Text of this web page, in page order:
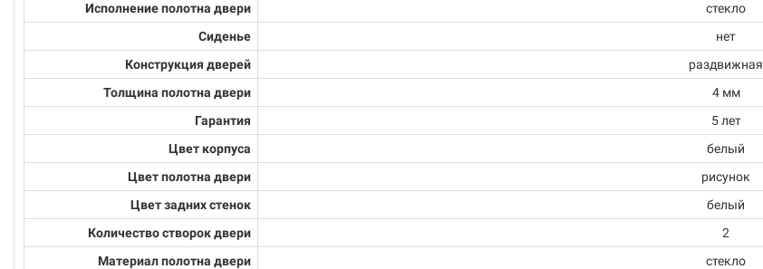
Исполнение полотна двери
стекло
Сиденье
нет
Конструкция дверей
раздвижная
Толщина полотна двери
4 мм
Гарантия
5 лет
Цвет корпуса
белый
Цвет полотна двери
рисунок
Цвет задних стенок
белый
Количество створок двери
2
Материал полотна двери
стекло